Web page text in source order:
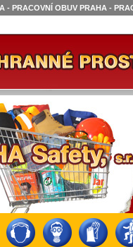
- PRACOVNÍ OBUV PRAHA -